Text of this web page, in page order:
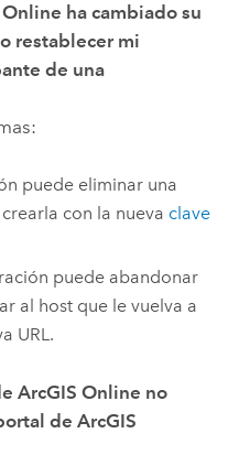
Online ha cambiado su
restablecer mi
de una
puede eliminar una
con la nueva clave
puede abandonar
al host que le vuelva a
URL.
ArcGIS Online no
de ArcGIS